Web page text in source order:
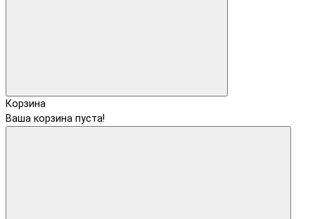
Корзина
Ваша корзина пуста!